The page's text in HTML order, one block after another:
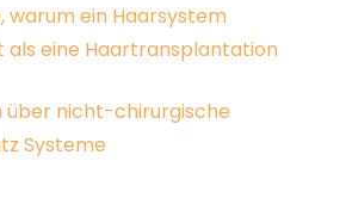
warum ein Haarsystem
als eine Haartransplantation
über nicht-chirurgische
Systeme